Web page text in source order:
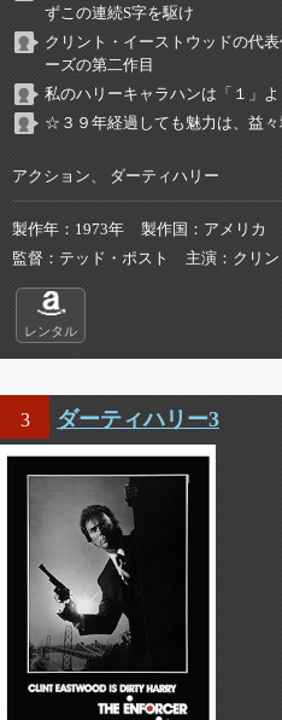
ずこの連続S字を駆け
クリント・イーストウッドの代
ーズの第二作目
私のハリーキャラハンは「１」よ
☆３９年経過しても魅力は、益
アクション、 ダーティハリー
製作年 1973年 製作国 アメリカ
監督
テッド・ポスト 主演 クリ
レンタル
3 ダーティハリー3